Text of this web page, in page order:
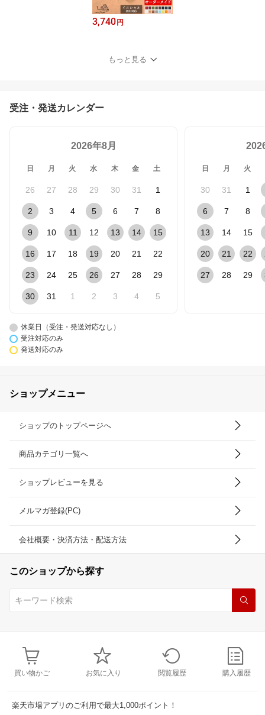
3,740 円
もっと見る
受注・発送カレンダー
2026年8月
日 月 火 水 木 金 土
26 27 28 29 30 31 1
2 3 4 5 6 7 8
9 10 11 12 13 14 15
16 17 18 19 20 21 22
23 24 25 26 27 28 29
30 31 1 2 3 4 5
日 月 火
30 31 1
6 7 8
13 14 15
20 21 22
27 28 29
休業日（受注・発送対応なし）
受注対応のみ
発送対応のみ
ショップメニュー
ショップのトップページへ
商品カテゴリ一覧へ
ショップレビューを見る
メルマガ登録(PC)
会社概要・決済方法・配送方法
このショップから探す
買い物かご お気に入り 閲覧履歴 購入履歴
楽天市場アプリのご利用で最大1,000ポイント！